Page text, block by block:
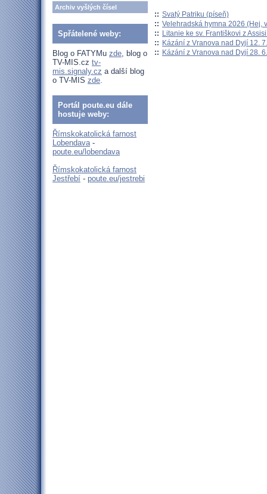
Archiv vyšlých čísel
Spřátelené weby:
Blog o FATYMu zde, blog o
TV-MIS.cz tv-
mis.signaly.cz a další blog
o TV-MIS zde.
Portál poute.eu dále
hostuje weby:
Římskokatolická farnost
Lobendava-
poute.eu/lobendava
Římskokatolická farnost
Jestřebí - poute.eu/jestrebi
:: Svatý Patriku (píseň)
:: Velehradská hymna 2026 (Hej,
:: Litanie ke sv. Františkovi z
:: Kázání z Vranova nad Dyjí 12.
:: Kázání z Vranova nad Dyjí 28.